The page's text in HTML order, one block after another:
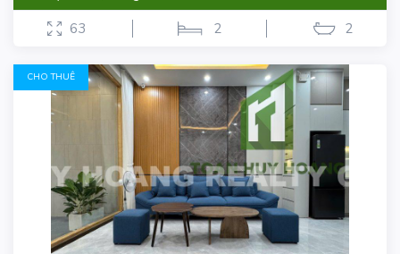
63
2 2
CHO THUÊ